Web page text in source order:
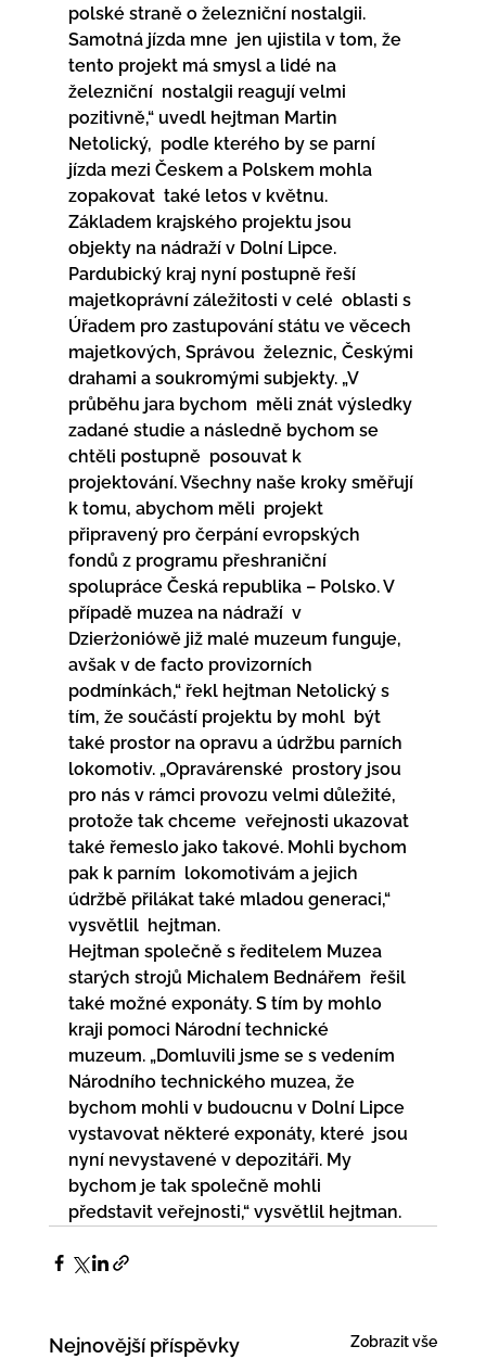
polské straně o železniční nostalgii.
Samotná jízda mne  jen ujistila v tom, že
tento projekt má smysl a lidé na
železniční  nostalgii reagují velmi
pozitivně,“ uvedl hejtman Martin
Netolický,  podle kterého by se parní
jízda mezi Českem a Polskem mohla
zopakovat  také letos v květnu.
Základem krajského projektu jsou
objekty na nádraží v Dolní Lipce.
Pardubický kraj nyní postupně řeší
majetkoprávní záležitosti v celé  oblasti s
Úřadem pro zastupování státu ve věcech
majetkových, Správou  železnic, Českými
drahami a soukromými subjekty. „V
průběhu jara bychom  měli znát výsledky
zadané studie a následně bychom se
chtěli postupně  posouvat k
projektování. Všechny naše kroky směřují
k tomu, abychom měli  projekt
připravený pro čerpání evropských
fondů z programu přeshraniční
spolupráce Česká republika – Polsko. V
případě muzea na nádraží  v
Dzierżoniówě již malé muzeum funguje,
avšak v de facto provizorních
podmínkách,“ řekl hejtman Netolický s
tím, že součástí projektu by mohl  být
také prostor na opravu a údržbu parních
lokomotiv. „Opravárenské  prostory jsou
pro nás v rámci provozu velmi důležité,
protože tak chceme  veřejnosti ukazovat
také řemeslo jako takové. Mohli bychom
pak k parním  lokomotivám a jejich
údržbě přilákat také mladou generaci,“
vysvětlil  hejtman.
Hejtman společně s ředitelem Muzea
starých strojů Michalem Bednářem  řešil
také možné exponáty. S tím by mohlo
kraji pomoci Národní technické
muzeum. „Domluvili jsme se s vedením
Národního technického muzea, že
bychom mohli v budoucnu v Dolní Lipce
vystavovat některé exponáty, které  jsou
nyní nevystavené v depozitáři. My
bychom je tak společně mohli
představit veřejnosti,“ vysvětlil hejtman.
Nejnovější příspěvky Zobrazit vše